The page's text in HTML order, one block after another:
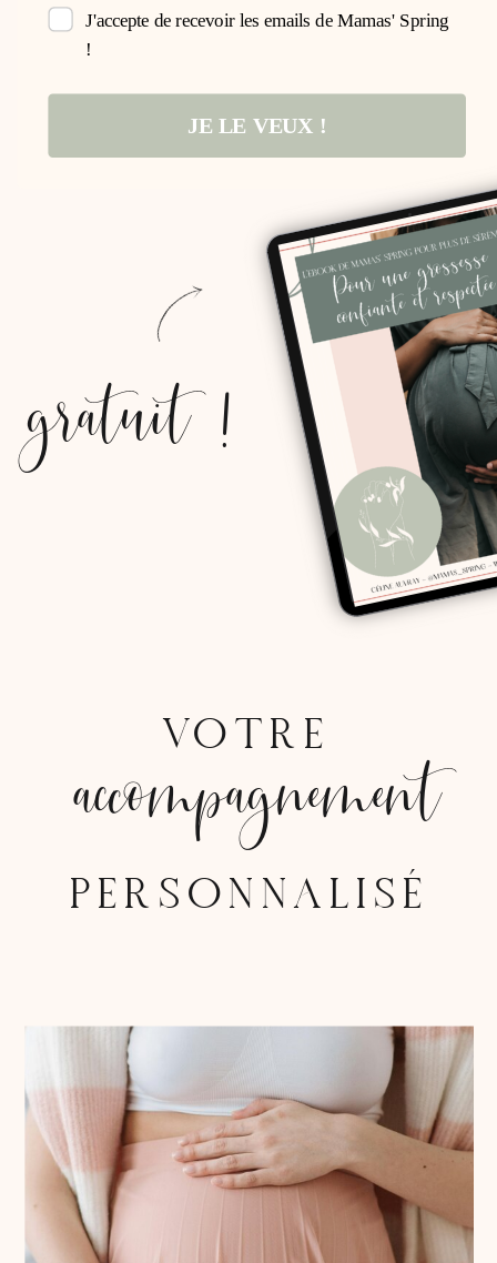
J'accepte de recevoir les emails de Mamas' Spring
!
JE LE VEUX !
gratuit !
VOTRE
accompagnement
PERSONNALISÉ